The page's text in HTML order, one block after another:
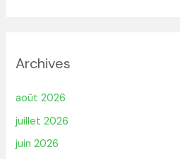
Archives
août 2026
juillet 2026
juin 2026